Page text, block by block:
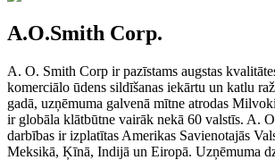
A.O.Smith Corp.
A. O. Smith Corp ir pazīstams augstas
komerciālo ūdens sildīšanas iekārtu un katlu
gadā, uzņēmuma galvenā mītne atrodas
ir globāla klātbūtne vairāk nekā 60 valstīs. A.
darbības ir izplatītas Amerikas Savienotajās
Meksikā, Ķīnā, Indijā un Eiropā. Uzņēmuma